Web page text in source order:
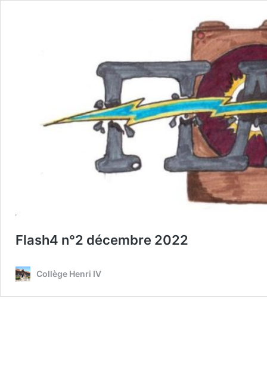
Flash4 n°2 décembre 2022
Collège Henri IV